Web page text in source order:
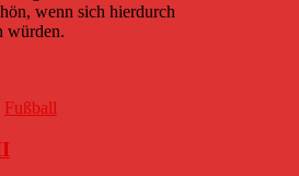
wenn sich hierdurch
würden.
Fußball